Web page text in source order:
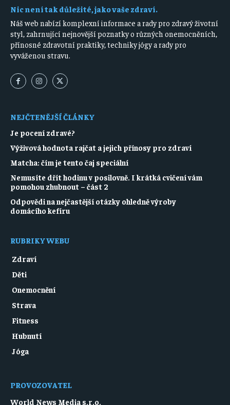
Nic není tak důležité, jako vaše zdraví.
Náš web nabízí komplexní informace a rady pro zdravý životní
styl, zahrnující nejnovější poznatky o různých onemocněních,
přínosné zdravotní praktiky, techniky jógy a rady pro
vyváženou stravu.
NEJČTENĚJŠÍ ČLÁNKY
Je pocení zdravé?
Výživová hodnota rajčat a jejich přínosy pro zdraví
Matcha: čím je tento čaj speciální
Nemusíte dřít hodinu v posilovně. I krátká cvičení vám
pomohou zhubnout – část 2
Odpovědi na nejčastější otázky ohledně výroby
domácího kefíru
RUBRIKY WEBU
Zdraví
Děti
Onemocnění
Strava
Fitness
Hubnutí
Jóga
PROVOZOVATEL
World News Media s.r.o.